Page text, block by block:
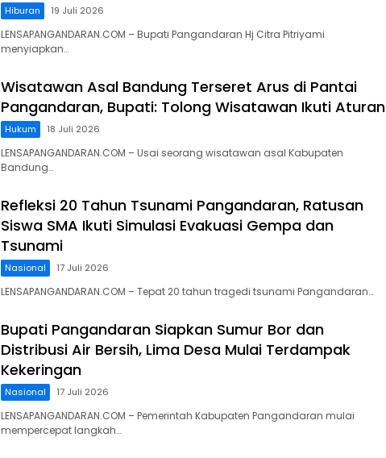
Hiburan 19 Juli 2026
LENSAPANGANDARAN.COM – Bupati Pangandaran Hj Citra Pitriyami
menyiapkan…
Wisatawan Asal Bandung Terseret Arus di Pantai
Pangandaran, Bupati: Tolong Wisatawan Ikuti Aturan
Hukum 18 Juli 2026
LENSAPANGANDARAN.COM – Usai seorang wisatawan asal Kabupaten
Bandung…
Refleksi 20 Tahun Tsunami Pangandaran, Ratusan
Siswa SMA Ikuti Simulasi Evakuasi Gempa dan
Tsunami
Nasional 17 Juli 2026
LENSAPANGANDARAN.COM – Tepat 20 tahun tragedi tsunami Pangandaran…
Bupati Pangandaran Siapkan Sumur Bor dan
Distribusi Air Bersih, Lima Desa Mulai Terdampak
Kekeringan
Nasional 17 Juli 2026
LENSAPANGANDARAN.COM – Pemerintah Kabupaten Pangandaran mulai
mempercepat langkah…